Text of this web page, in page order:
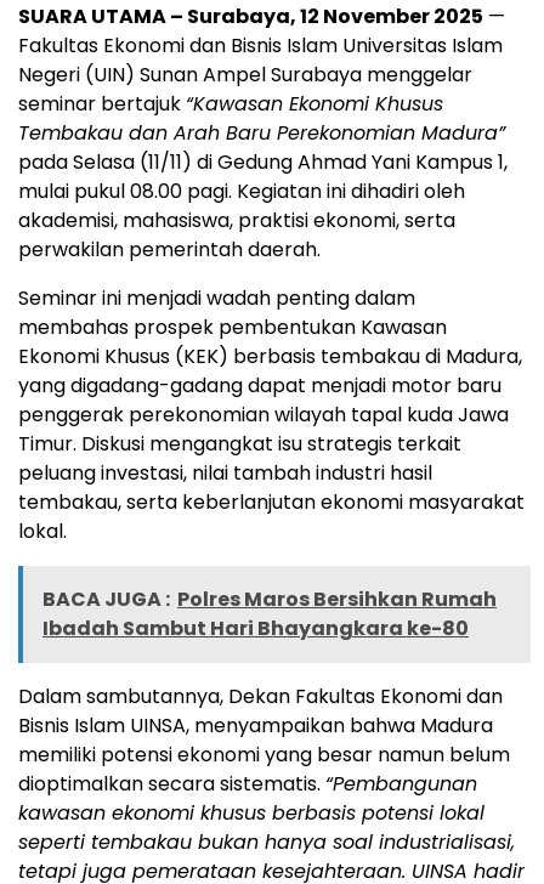
SUARA UTAMA – Surabaya, 12 November 2025 —
Fakultas Ekonomi dan Bisnis Islam Universitas Islam
Negeri (UIN) Sunan Ampel Surabaya menggelar
seminar bertajuk “Kawasan Ekonomi Khusus
Tembakau dan Arah Baru Perekonomian Madura”
pada Selasa (11/11) di Gedung Ahmad Yani Kampus 1,
mulai pukul 08.00 pagi. Kegiatan ini dihadiri oleh
akademisi, mahasiswa, praktisi ekonomi, serta
perwakilan pemerintah daerah.
Seminar ini menjadi wadah penting dalam
membahas prospek pembentukan Kawasan
Ekonomi Khusus (KEK) berbasis tembakau di Madura,
yang digadang-gadang dapat menjadi motor baru
penggerak perekonomian wilayah tapal kuda Jawa
Timur. Diskusi mengangkat isu strategis terkait
peluang investasi, nilai tambah industri hasil
tembakau, serta keberlanjutan ekonomi masyarakat
lokal.
BACA JUGA : Polres Maros Bersihkan Rumah
Ibadah Sambut Hari Bhayangkara ke-80
Dalam sambutannya, Dekan Fakultas Ekonomi dan
Bisnis Islam UINSA, menyampaikan bahwa Madura
memiliki potensi ekonomi yang besar namun belum
dioptimalkan secara sistematis. “Pembangunan
kawasan ekonomi khusus berbasis potensi lokal
seperti tembakau bukan hanya soal industrialisasi,
tetapi juga pemerataan kesejahteraan. UINSA hadir